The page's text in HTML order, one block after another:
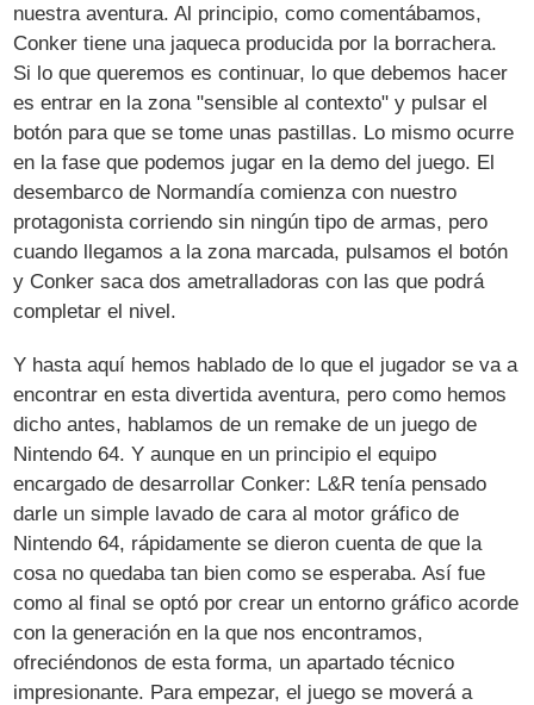
nuestra aventura. Al principio, como comentábamos,
Conker tiene una jaqueca producida por la borrachera.
Si lo que queremos es continuar, lo que debemos hacer
es entrar en la zona "sensible al contexto" y pulsar el
botón para que se tome unas pastillas. Lo mismo ocurre
en la fase que podemos jugar en la demo del juego. El
desembarco de Normandía comienza con nuestro
protagonista corriendo sin ningún tipo de armas, pero
cuando llegamos a la zona marcada, pulsamos el botón
y Conker saca dos ametralladoras con las que podrá
completar el nivel.
Y hasta aquí hemos hablado de lo que el jugador se va a
encontrar en esta divertida aventura, pero como hemos
dicho antes, hablamos de un remake de un juego de
Nintendo 64. Y aunque en un principio el equipo
encargado de desarrollar Conker: L&R tenía pensado
darle un simple lavado de cara al motor gráfico de
Nintendo 64, rápidamente se dieron cuenta de que la
cosa no quedaba tan bien como se esperaba. Así fue
como al final se optó por crear un entorno gráfico acorde
con la generación en la que nos encontramos,
ofreciéndonos de esta forma, un apartado técnico
impresionante. Para empezar, el juego se moverá a